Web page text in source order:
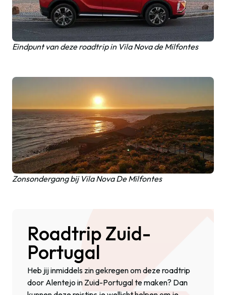
Eindpunt van deze roadtrip in Vila Nova de Milfontes
Zonsondergang bij Vila Nova De Milfontes
Roadtrip Zuid-
Portugal
Heb jij inmiddels zin gekregen om deze roadtrip
door Alentejo in Zuid-Portugal te maken? Dan